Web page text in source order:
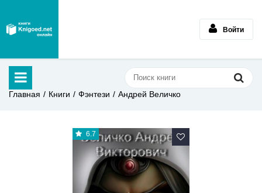
Войти
Главная Книги Фэнтези Андрей Величко
6.7